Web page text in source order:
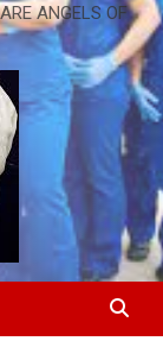
ANGELS OF